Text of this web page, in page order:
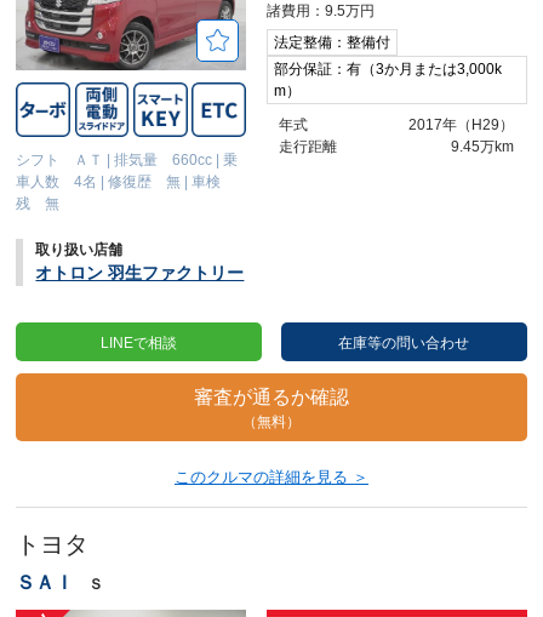
シフト ＡＴ |排気量 660cc |乗
車人数 4名 |修復歴 無 |車検
残 無
諸費用：9.5万円
法定整備：整備付
部分保証：有（3か月または3,000k
m）
年式
2017年（H29）
走行距離
9.45万km
取り扱い店舗
オトロン 羽生ファクトリー
LINEで相談 在庫等の問い合わせ
審査が通るか確認
（無料）
このクルマの詳細を見る ＞
トヨタ
ＳＡＩ Ｓ